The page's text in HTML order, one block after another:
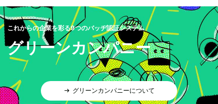
これからの企業を彩る9つのバッヂ認証システム
グリーンカンパニー
グリーンカンパニーについて